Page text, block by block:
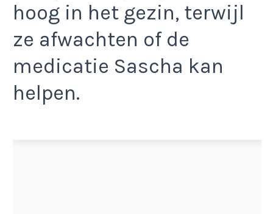
hoog in het gezin, terwijl
ze afwachten of de
medicatie Sascha kan
helpen.